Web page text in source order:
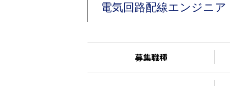
電気回路配線エンジニア
募集職種